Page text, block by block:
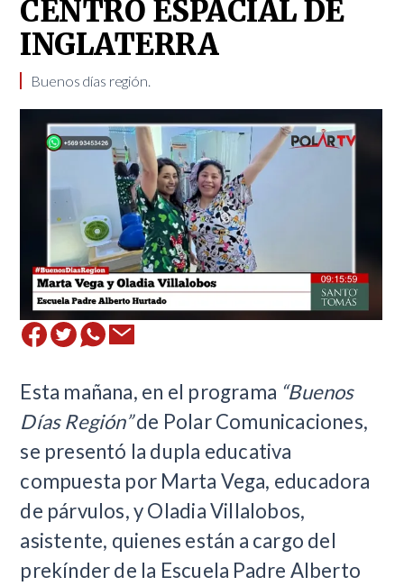
CENTRO ESPACIAL DE
INGLATERRA
Buenos días región.
Esta mañana, en el programa “Buenos
Días Región”de Polar Comunicaciones,
se presentó la dupla educativa
compuesta por Marta Vega, educadora
de párvulos, y Oladia Villalobos,
asistente, quienes están a cargo del
prekínder de la Escuela Padre Alberto